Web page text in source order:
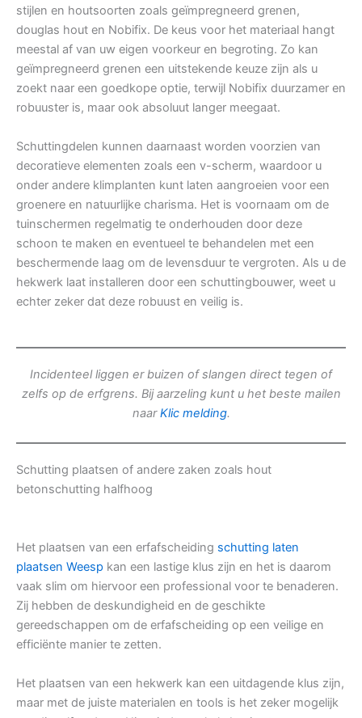
stijlen en houtsoorten zoals geïmpregneerd grenen,
douglas hout en Nobifix. De keus voor het materiaal hangt
meestal af van uw eigen voorkeur en begroting. Zo kan
geïmpregneerd grenen een uitstekende keuze zijn als u
zoekt naar een goedkope optie, terwijl Nobifix duurzamer en
robuuster is, maar ook absoluut langer meegaat.
Schuttingdelen kunnen daarnaast worden voorzien van
decoratieve elementen zoals een v-scherm, waardoor u
onder andere klimplanten kunt laten aangroeien voor een
groenere en natuurlijke charisma. Het is voornaam om de
tuinschermen regelmatig te onderhouden door deze
schoon te maken en eventueel te behandelen met een
beschermende laag om de levensduur te vergroten. Als u de
hekwerk laat installeren door een schuttingbouwer, weet u
echter zeker dat deze robuust en veilig is.
Incidenteel liggen er buizen of slangen direct tegen of
zelfs op de erfgrens. Bij aarzeling kunt u het beste mailen
naarKlic melding.
Schutting plaatsen of andere zaken zoals hout
betonschutting halfhoog
Het plaatsen van een erfafscheiding schutting laten
plaatsen Weesp kan een lastige klus zijn en het is daarom
vaak slim om hiervoor een professional voor te benaderen.
Zij hebben de deskundigheid en de geschikte
gereedschappen om de erfafscheiding op een veilige en
efficiënte manier te zetten.
Het plaatsen van een hekwerk kan een uitdagende klus zijn,
maar met de juiste materialen en tools is het zeker mogelijk